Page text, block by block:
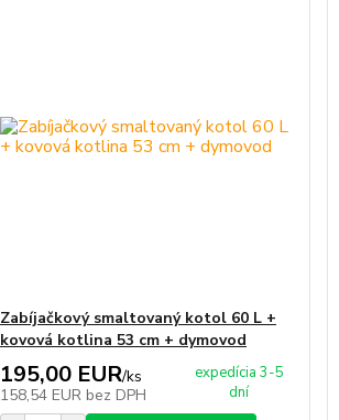
Zabíjačkový smaltovaný kotol 60 L +
kovová kotlina 53 cm + dymovod
195,00 EUR/ks
158,54 EUR bez DPH
expedícia 3-5
dní